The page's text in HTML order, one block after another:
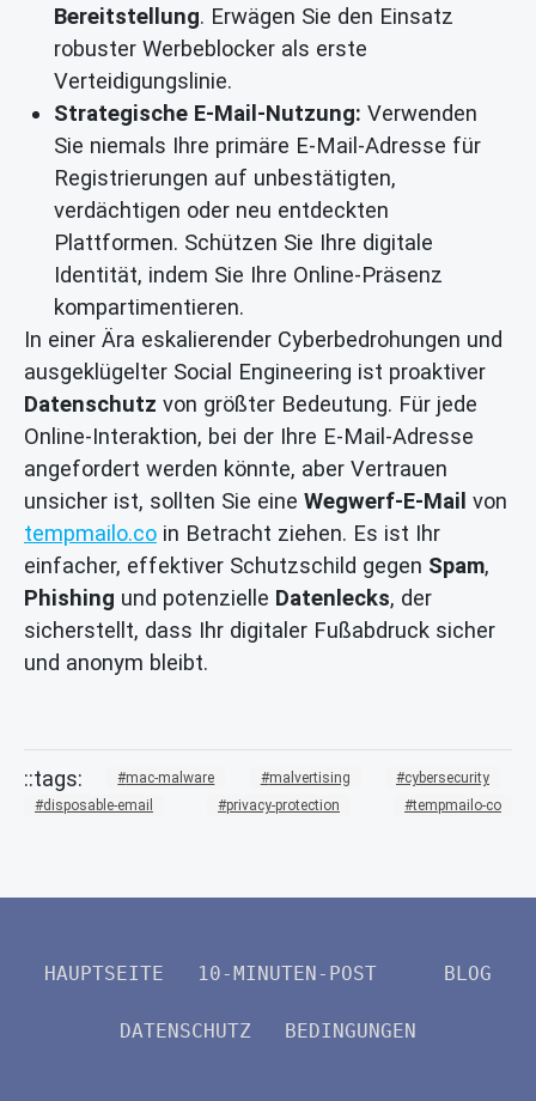
Bereitstellung. Erwägen Sie den Einsatz
robuster Werbeblocker als erste
Verteidigungslinie.
Strategische E-Mail-Nutzung: Verwenden
Sie niemals Ihre primäre E-Mail-Adresse für
Registrierungen auf unbestätigten,
verdächtigen oder neu entdeckten
Plattformen. Schützen Sie Ihre digitale
Identität, indem Sie Ihre Online-Präsenz
kompartimentieren.
In einer Ära eskalierender Cyberbedrohungen und
ausgeklügelter Social Engineering ist proaktiver
Datenschutz von größter Bedeutung. Für jede
Online-Interaktion, bei der Ihre E-Mail-Adresse
angefordert werden könnte, aber Vertrauen
unsicher ist, sollten Sie eine Wegwerf-E-Mail von
tempmailo.co in Betracht ziehen. Es ist Ihr
einfacher, effektiver Schutzschild gegen Spam,
Phishing und potenzielle Datenlecks, der
sicherstellt, dass Ihr digitaler Fußabdruck sicher
und anonym bleibt.
mac-malware malvertising
cybersecurity
disposable-email
privacy-protection tempmailo-co
HAUPTSEITE 10-MINUTEN-POST BLOG
DATENSCHUTZ BEDINGUNGEN